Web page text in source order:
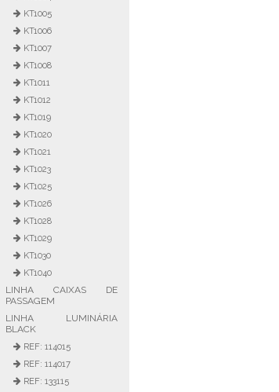
KT1005
KT1006
KT1007
KT1008
KT1011
KT1012
KT1019
KT1020
KT1021
KT1023
KT1025
KT1026
KT1028
KT1029
KT1030
KT1040
LINHA CAIXAS DE
PASSAGEM
LINHA LUMINÁRIA
BLACK
REF: 114015
REF: 114017
REF: 133115